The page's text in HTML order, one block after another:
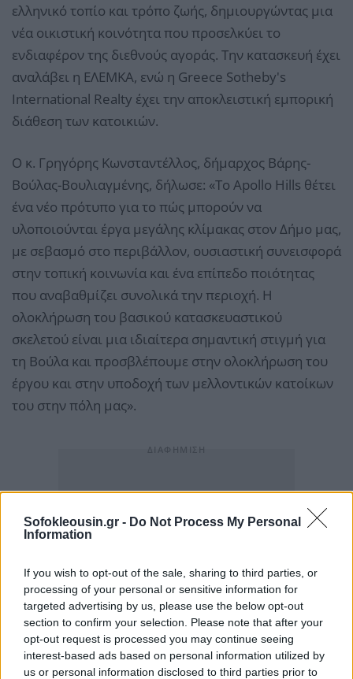
Sofokleousin.gr - Do Not Process My Personal
Information
If you wish to opt-out of the sale, sharing to third parties, or
processing of your personal or sensitive information for
targeted advertising by us, please use the below opt-out
section to confirm your selection. Please note that after your
opt-out request is processed you may continue seeing
interest-based ads based on personal information utilized by
us or personal information disclosed to third parties prior to
ελληνικό τοπίο και τρόπο ζωής, δημιουργώντας μια
νέα οικιστική κοινότητα που προσελκύει το
ενδιαφέρον της διεθνούς αγοράς. Την κατασκευή έχει
αναλάβει η ΕΛΕΜΚΑ, ενώ η Greece Sotheby's
International Realty έχει την αποκλειστική εμπορική
διάθεση των κατοικιών.
Ο κ. Γρηγόρης Κωνσταντέλλος, δήμαρχος Βάρης-
Βούλας-Βουλιαγμένης, δήλωσε: «Το Apollo Hills θέτει
ένα νέο πρότυπο για το πώς μπορούν να
υλοποιούνται έργα μεγάλης κλίμακας στον Δήμο μας,
με σεβασμό στο περιβάλλον, ουσιαστική συνεισφορά
στην τοπική κοινωνία και ένα επίπεδο ποιότητας
που αναβαθμίζει συνολικά την περιοχή. Η
ολοκλήρωση του βασικού κατασκευαστικού
σκελετού είναι μια ιδιαίτερα σημαντική στιγμή για
τη Βούλα και προσβλέπουμε στην ολοκλήρωση του
έργου και στην υποδοχή των μελλοντικών κατοίκων
του στην πόλη μας».